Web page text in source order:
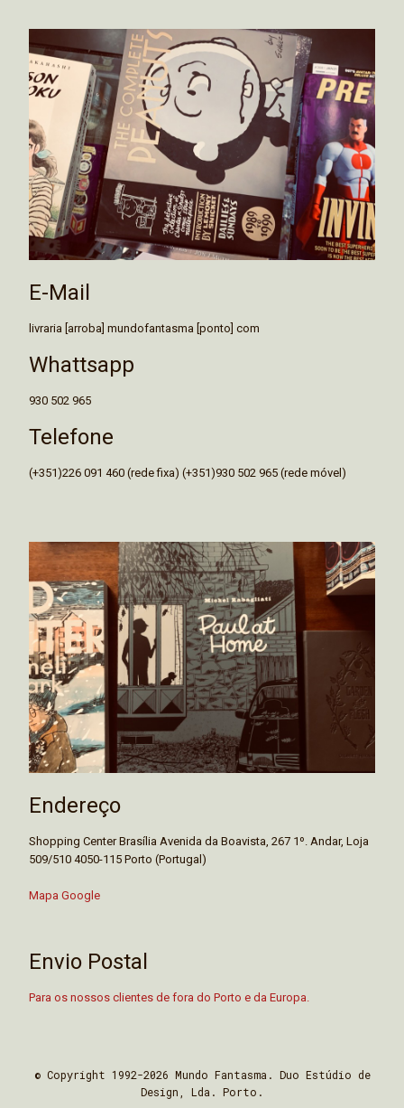
E-Mail
livraria [arroba] mundofantasma [ponto] com
Whattsapp
930 502 965
Telefone
(+351)226 091 460 (rede fixa) (+351)930 502 965 (rede móvel)
Endereço
Shopping Center Brasília Avenida da Boavista, 267 1º. Andar, Loja
509/510 4050-115 Porto (Portugal)
Mapa Google
Envio Postal
Para os nossos clientes de fora do Porto e da Europa.
© Copyright 1992-2026 Mundo Fantasma. Duo Estúdio de
Design, Lda. Porto.